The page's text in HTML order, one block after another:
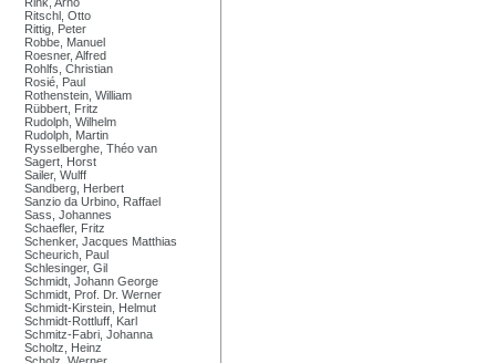
Ritschl, Otto
Rittig, Peter
Robbe, Manuel
Roesner, Alfred
Rohlfs, Christian
Rosié, Paul
Rothenstein, William
Rübbert, Fritz
Rudolph, Wilhelm
Rudolph, Martin
Rysselberghe, Théo van
Sagert, Horst
Sailer, Wulff
Sandberg, Herbert
Sanzio da Urbino, Raffael
Sass, Johannes
Schaefler, Fritz
Schenker, Jacques Matthias
Scheurich, Paul
Schlesinger, Gil
Schmidt, Johann George
Schmidt, Prof. Dr. Werner
Schmidt-Kirstein, Helmut
Schmidt-Rottluff, Karl
Schmitz-Fabri, Johanna
Scholtz, Heinz